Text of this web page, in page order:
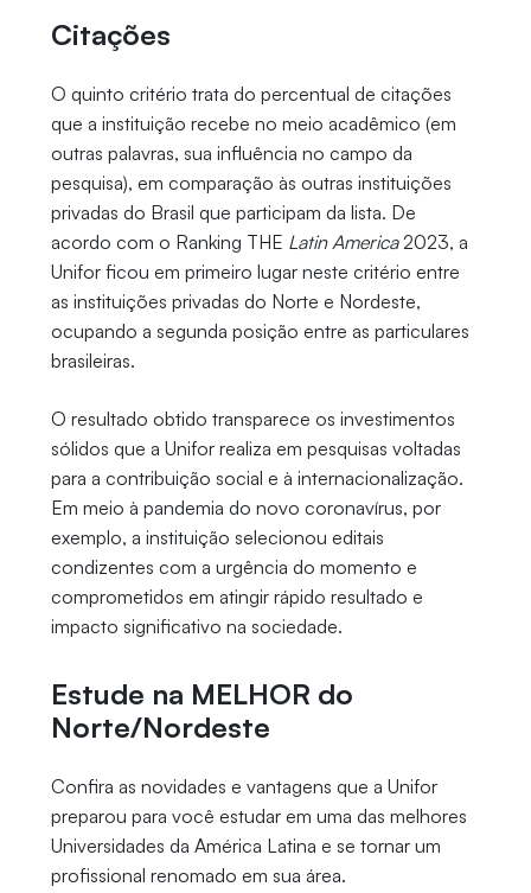
Citações
O quinto critério trata do percentual de citações
que a instituição recebe no meio acadêmico (em
outras palavras, sua influência no campo da
pesquisa), em comparação às outras instituições
privadas do Brasil que participam da lista. De
acordo com o Ranking THE Latin America2023, a
Unifor ficou em primeiro lugar neste critério entre
as instituições privadas do Norte e Nordeste,
ocupando a segunda posição entre as particulares
brasileiras.
O resultado obtido transparece os investimentos
sólidos que a Unifor realiza em pesquisas voltadas
para a contribuição social e à internacionalização.
Em meio à pandemia do novo coronavírus, por
exemplo, a instituição selecionou editais
condizentes com a urgência do momento e
comprometidos em atingir rápido resultado e
impacto significativo na sociedade.
Estude na MELHOR do
Norte/Nordeste
Confira as novidades e vantagens que a Unifor
preparou para você estudar em uma das melhores
Universidades da América Latina e se tornar um
profissional renomado em sua área.